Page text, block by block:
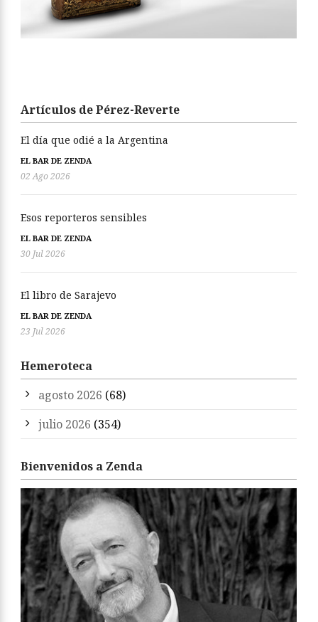
Artículos de Pérez-Reverte
El día que odié a la Argentina
EL BAR DE ZENDA
02 Ago 2026
Esos reporteros sensibles
EL BAR DE ZENDA
30 Jul 2026
El libro de Sarajevo
EL BAR DE ZENDA
23 Jul 2026
Hemeroteca
agosto 2026 (68)
julio 2026 (354)
Bienvenidos a Zenda